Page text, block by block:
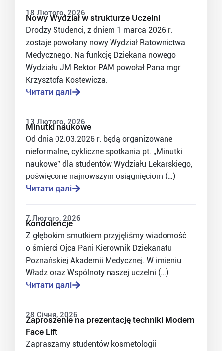
Nowy Wydział w strukturze Uczelni
18 Лютого, 2026
Drodzy Studenci, z dniem 1 marca 2026 r.
zostaje powołany nowy Wydział Ratownictwa
Medycznego. Na funkcję Dziekana nowego
Wydziału JM Rektor PAM powołał Pana mgr
Krzysztofa Kostewicza.
Читати далі
Minutki naukowe
13 Лютого, 2026
Od dnia 02.03.2026 r. będą organizowane
nieformalne, cykliczne spotkania pt. „Minutki
naukowe” dla studentów Wydziału Lekarskiego,
poświęcone najnowszym osiągnięciom (…)
Читати далі
Kondolencje
7 Лютого, 2026
Z głębokim smutkiem przyjęliśmy wiadomość
o śmierci Ojca Pani Kierownik Dziekanatu
Poznańskiej Akademii Medycznej. W imieniu
Władz oraz Wspólnoty naszej uczelni (…)
Читати далі
Zaproszenie na prezentację techniki Modern
Face Lift
28 Січня, 2026
Zapraszamy studentów kosmetologii